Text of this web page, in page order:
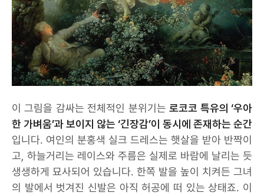
이 그림을 감싸는 전체적인 분위기는로코코 특유의 ‘우아
한 가벼움’과 보이지 않는 ‘긴장감’이 동시에 존재하는 순간
입니다. 여인의 분홍색 실크 드레스는 햇살을 받아 반짝이
고, 하늘거리는 레이스와 주름은 실제로 바람에 날리는 듯
생생하게 묘사되어 있습니다. 한쪽 발을 높이 치켜든 그녀
의 발에서 벗겨진 신발은 아직 허공에 떠 있는 상태죠. 이